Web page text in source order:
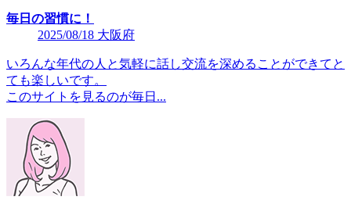
毎日の習慣に！
2025/08/18 大阪府
いろんな年代の人と気軽に話し交流を深めることができてと
ても楽しいです。
このサイトを見るのが毎日...